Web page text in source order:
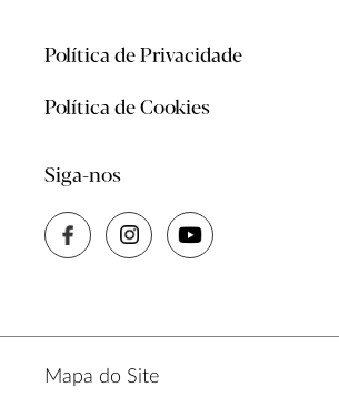
Política de Privacidade
Política de Cookies
Siga-nos
Mapa do Site